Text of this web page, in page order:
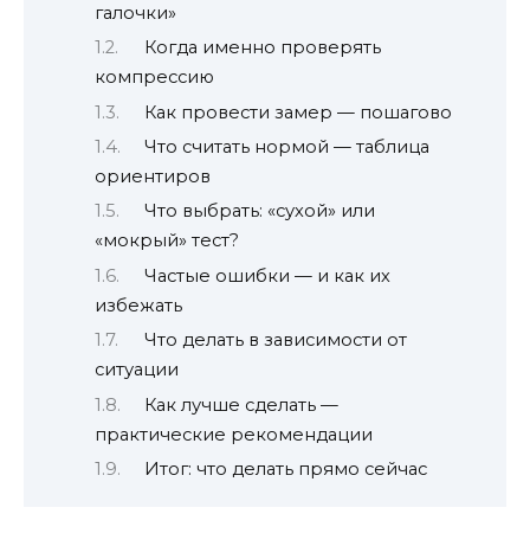
галочки»
Когда именно проверять
компрессию
Как провести замер — пошагово
Что считать нормой — таблица
ориентиров
Что выбрать: «сухой» или
«мокрый» тест?
Частые ошибки — и как их
избежать
Что делать в зависимости от
ситуации
Как лучше сделать —
практические рекомендации
Итог: что делать прямо сейчас